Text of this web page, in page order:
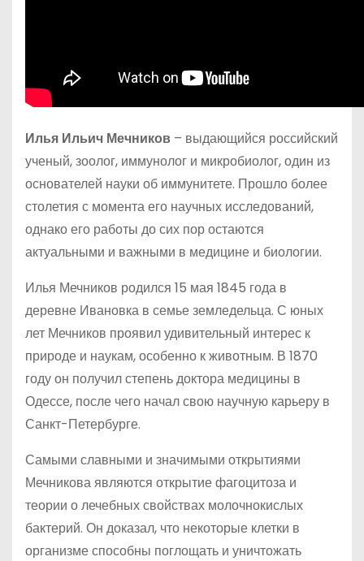
Илья Ильич Мечников – выдающийся российский
ученый, зоолог, иммунолог и микробиолог, один из
основателей науки об иммунитете. Прошло более
столетия с момента его научных исследований,
однако его работы до сих пор остаются
актуальными и важными в медицине и биологии.
Илья Мечников родился 15 мая 1845 года в
деревне Ивановка в семье земледельца. С юных
лет Мечников проявил удивительный интерес к
природе и наукам, особенно к животным. В 1870
году он получил степень доктора медицины в
Одессе, после чего начал свою научную карьеру в
Санкт-Петербурге.
Самыми славными и значимыми открытиями
Мечникова являются открытие фагоцитоза и
теории о лечебных свойствах молочнокислых
бактерий. Он доказал, что некоторые клетки в
организме способны поглощать и уничтожать